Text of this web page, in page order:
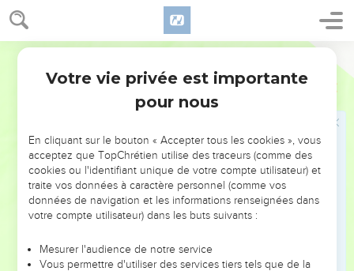
Galates Introduction
*apôtres l’ont soutenu (2.1-10). Il a même défendu le
véritable Evangile en face de Pierre à Antioche (2.11-21).
Puis il répond à ceux qui voudraient imposer les pratiques
juives aux chrétiens d’origine païenne (3.1 à 4.12). Le
chrétien est déclaré juste par la foi, selon la promesse faite
Il rappelle ensuite le rôle de la Loi, de conduire au Christ, et
par contraste, celui de la foi (3.15-29). La foi en Jésus-Christ
nous fait changer de statut. Nous ne sommes plus esclaves
mais fils (4.1-11).
A partir de 4.12 Paul encourage les Galates à se maintenir
Votre vie privée est importante
pour nous
En cliquant sur le bouton « Accepter tous les cookies », vous
acceptez que TopChrétien utilise des traceurs (comme des
cookies ou l'identifiant unique de votre compte utilisateur) et
traite vos données à caractère personnel (comme vos
données de navigation et les informations renseignées dans
votre compte utilisateur) dans les buts suivants :
Mesurer l'audience de notre service
Vous permettre d'utiliser des services tiers tels que de la